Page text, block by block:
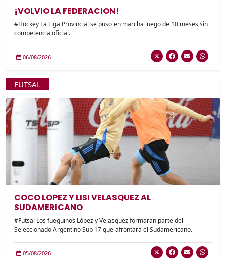
¡VOLVIO LA FEDERACION!
#Hockey La Liga Provincial se puso en marcha luego de 10 meses sin
competencia oficial.
06/08/2026
FUTSAL
COCO LOPEZ Y LISI VELASQUEZ AL
SUDAMERICANO
#Futsal Los fueguinos López y Velasquez formaran parte del
Seleccionado Argentino Sub 17 que afrontará el Sudamericano.
05/08/2026